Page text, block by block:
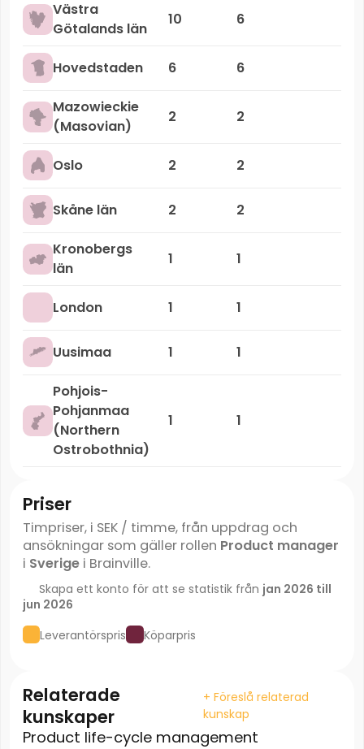
Västra
Götalands län
10 6
Hovedstaden 6 6
Mazowieckie
(Masovian)
2 2
Oslo 2 2
Skåne län 2 2
Kronobergs
län
1 1
London 1 1
Uusimaa 1 1
Pohjois-
Pohjanmaa
(Northern
Ostrobothnia)
1 1
Priser
Timpriser, i SEK / timme, från uppdrag och
ansökningar som gäller rollen Product manager
i Sverigei Brainville.
Skapa ett konto för att se statistik från jan 2026 till
jun 2026
Leverantörspris
Köparpris
Relaterade
kunskaper
+ Föreslå relaterad
kunskap
Product life-cycle management